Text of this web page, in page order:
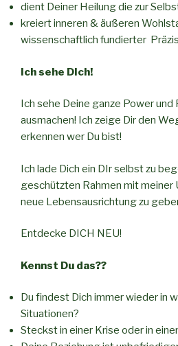
dient Deiner Heilung die zur
kreiert inneren & äußeren
wissenschaftlich fundierter
Ich sehe DIch!
Ich sehe Deine ganze Power und
ausmachen! Ich zeige Dir den
erkennen wer Du bist!
Ich lade Dich ein DIr selbst zu
geschützten Rahmen mit meiner
neue Lebensausrichtung zu
Entdecke DICH NEU!
Kennst Du das??
Du findest Dich immer wieder in
Situationen?
Steckst in einer Krise oder in